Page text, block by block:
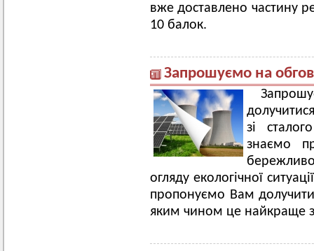
вже доставлено частину
10 балок.
Запрошуємо на
зі
знаємо
огляду екологічної
пропонуємо Вам
яким чином це найкраще